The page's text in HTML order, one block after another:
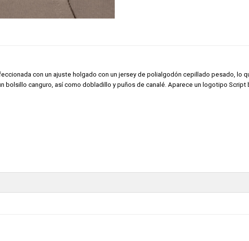
con un ajuste holgado con un jersey de polialgodón cepillado pesado, lo
bolsillo canguro, así como dobladillo y puños de canalé. Aparece un logotipo Script